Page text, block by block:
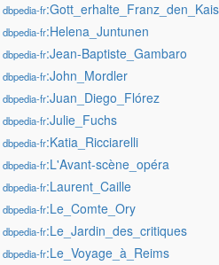
dbpedia-fr
dbpedia-fr:Helena_Juntunen
dbpedia-fr:Jean-Baptiste_Gambaro
dbpedia-fr:John_Mordler
dbpedia-fr:Juan_Diego_Flórez
dbpedia-fr:Julie_Fuchs
dbpedia-fr:Katia_Ricciarelli
dbpedia-fr:L'Avant-scène_opéra
dbpedia-fr:Laurent_Caille
dbpedia-fr:Le_Comte_Ory
dbpedia-fr:Le_Jardin_des_critiques
dbpedia-fr:Le_Voyage_à_Reims